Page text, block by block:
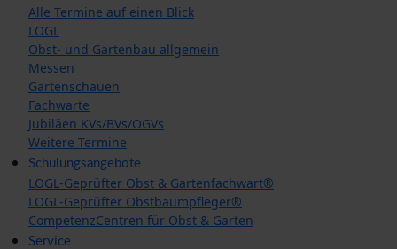
Alle Termine auf einen Blick
LOGL
Obst- und Gartenbau allgemein
Messen
Gartenschauen
Fachwarte
Jubiläen KVs/BVs/OGVs
Weitere Termine
Schulungsangebote
LOGL-Geprüfter Obst & Gartenfachwart®
LOGL-Geprüfter Obstbaumpfleger®
CompetenzCentren für Obst & Garten
Service